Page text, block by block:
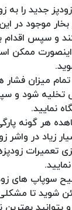
جدید را به
بخار موجود در
و سپس اقدام
ممکن
تمام میزان
شود و
نمایید.
هر گونه
زیاد در واشر
تعمیرات
سوپاپ های
شوید تا